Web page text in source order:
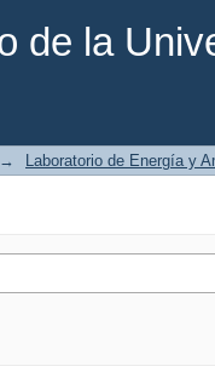
de la
→ Laboratorio de Energía y